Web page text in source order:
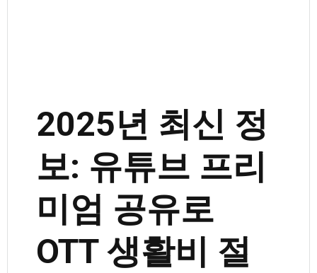
2025년 최신 정
보: 유튜브 프리
미엄 공유로
OTT 생활비 절